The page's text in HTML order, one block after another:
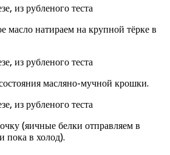
масло натираем на крупной тёрке в
масляно-мучной крошки.
(яичные белки отправляем в
пока в холод).